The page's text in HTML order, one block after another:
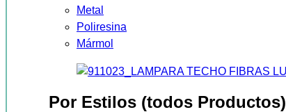
Metal
Poliresina
Mármol
Por Estilos (todos Productos)